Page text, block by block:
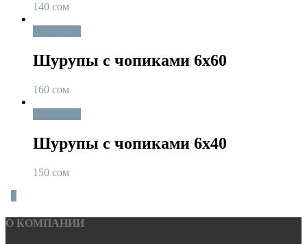
140 сом
Шурупы с чопиками 6х60
160 сом
Шурупы с чопиками 6х40
150 сом
О КОМПАНИИ